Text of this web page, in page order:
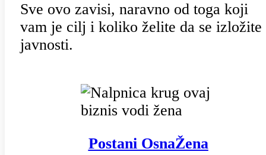
Sve ovo zavisi, naravno od toga koji
vam je cilj i koliko želite da se izložite
javnosti.
Postani OsnaŽena